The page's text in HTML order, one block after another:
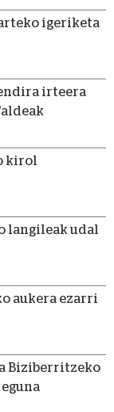
igeriketa
irteera
kirol
langileak udal
aukera ezarri
Biziberritzeko